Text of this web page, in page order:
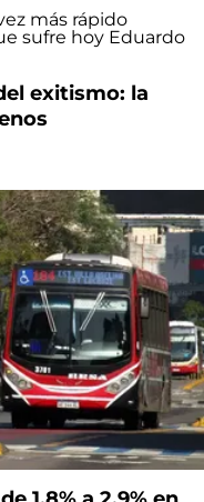
exitismo: la